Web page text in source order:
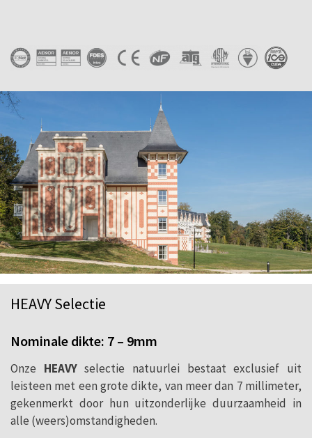
HEAVY Selectie
Nominale dikte: 7 – 9mm
Onze HEAVYselectie natuurlei bestaat exclusief uit
leisteen met een grote dikte, van meer dan 7 millimeter,
gekenmerkt door hun uitzonderlijke duurzaamheid in
alle (weers)omstandigheden.